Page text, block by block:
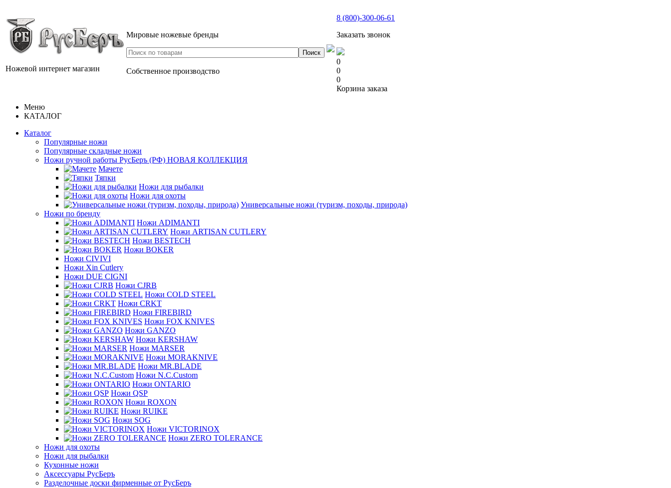
Ножевой интернет магазин
Мировые ножевые бренды
Собственное производство
8 (800)-300-06-61
Заказать звонок
0
0
0
Корзина заказа
Меню
КАТАЛОГ
Каталог
Популярные ножи
Популярные складные ножи
Ножи ручной работы РусБеръ (РФ) НОВАЯ КОЛЛЕКЦИЯ
Мачете
Тяпки
Ножи для рыбалки
Ножи для охоты
Универсальные ножи (туризм, походы, природа)
Ножи по бренду
Ножи ADIMANTI
Ножи ARTISAN CUTLERY
Ножи BESTECH
Ножи BOKER
Ножи CIVIVI
Ножи Xin Cutlery
Ножи DUE CIGNI
Ножи CJRB
Ножи COLD STEEL
Ножи CRKT
Ножи FIREBIRD
Ножи FOX KNIVES
Ножи GANZO
Ножи KERSHAW
Ножи MARSER
Ножи MORAKNIVE
Ножи MR.BLADE
Ножи N.C.Custom
Ножи ONTARIO
Ножи QSP
Ножи ROXON
Ножи RUIKE
Ножи SOG
Ножи VICTORINOX
Ножи ZERO TOLERANCE
Ножи для охоты
Ножи для рыбалки
Кухонные ножи
Аксессуары РусБеръ
Разделочные доски фирменные от РусБеръ